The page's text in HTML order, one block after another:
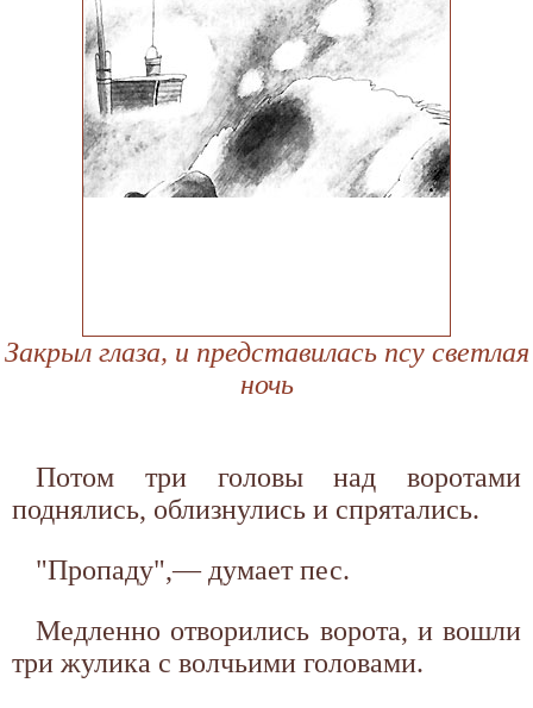
Закрыл глаза, и представилась псу светлая
ночь
Потом три головы над воротами
поднялись, облизнулись и спрятались.
"Пропаду",— думает пес.
Медленно отворились ворота, и вошли
три жулика с волчьими головами.